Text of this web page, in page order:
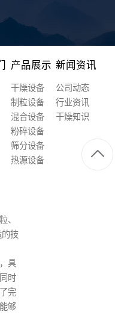
产品展示
干燥设备
制粒设备
混合设备
粉碎设备
筛分设备
热源设备
新闻资讯
公司动态
行业资讯
干燥知识
、
的技
具
时
完
够